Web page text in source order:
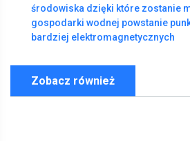
środowiska dzięki które zostanie
gospodarki wodnej powstanie
bardziej elektromagnetycznych
Zobacz również